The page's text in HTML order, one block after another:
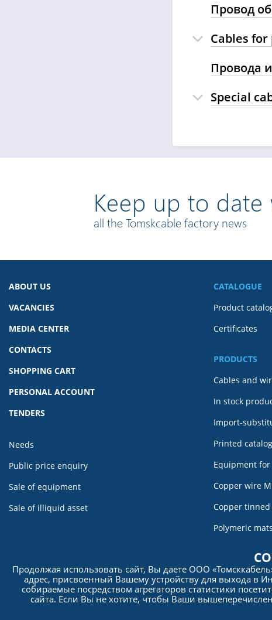
Провод
Cables
Провода
Special
Keep up to date
all the Tomskcable factory news
ABOUT US
VACANCIES
MEDIA CENTER
CONTACTS
SHOPPING CART
PERSONAL ACCOUNT
TENDERS
Needs
Public price enquiry
Sale of equipment
Sale of illiquid asset
CATALOGUE
Product
Certificates
PRODUCTS
Cables and
In stock
Import-
Printed
Equipment
Copper wire
Copper
Polymeric mats
SCANCAB
Продолжая использовать сайт, Вы даете ООО
адрес, присвоенный Вашему устройству для выхода в
собираемые посредством агрегаторов статистики
сайта. Если Вы не хотите, чтобы Ваши